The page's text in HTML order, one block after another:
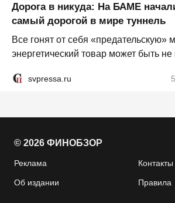
Дорога в никуда: На БАМЕ
самый дорогой в мире туннель
Все гонят от себя «предательскую»
энергетический товар может быть не
svpressa.ru
© 2026 ФИНОБЗОР
Реклама Контакты
Об издании Правила